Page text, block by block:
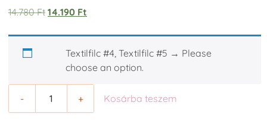
14.780Ft 14.190 Ft
Textilfilc #4, Textilfilc #5 → Please
choose an option.
- + Kosárba teszem